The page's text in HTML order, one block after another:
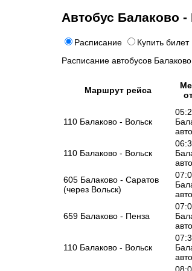
Автобус Балаково -
Расписание Купить билет
Расписание автобусов
Маршрут рейса
110 Балаково - Вольск
110 Балаково - Вольск
605 Балаково - Саратов
(через Вольск)
659 Балаково - Пенза
110 Балаково - Вольск